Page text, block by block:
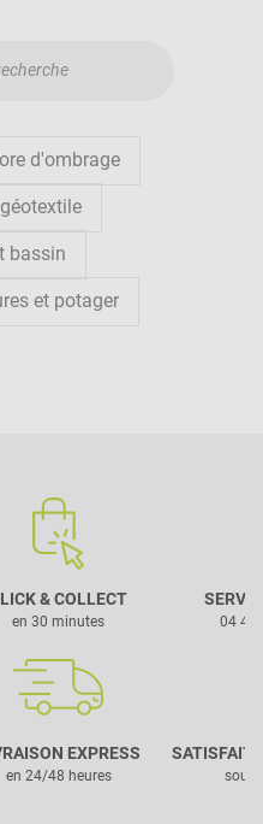
d'ombrage
bassin
et potager
& COLLECT
en 30 minutes
EXPRESS
en 24/48 heures
04 42
SATISFAIT
sous